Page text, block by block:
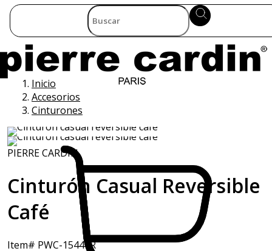
Inicio
Accesorios
Cinturones
PIERRE CARDIN
Cinturón Casual Reversible
Café
Item# PWC-15444R